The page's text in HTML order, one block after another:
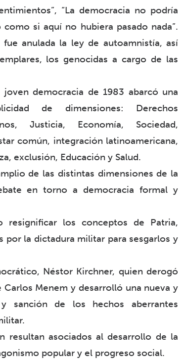
“La democracia no podría
si aquí no hubiera pasado nada”.
anulada la ley de autoamnistía, así
los genocidas a cargo de las
joven democracia de 1983 abarcó una
de dimensiones: Derechos
Justicia, Economía, Sociedad,
común, integración latinoamericana,
exclusión, Educación y Salud.
de las distintas dimensiones de la
en torno a democracia formal y
resignificar los conceptos de Patria,
por la dictadura militar para sesgarlos y
Néstor Kirchner, quien derogó
Menem y desarrolló una nueva y
sanción de los hechos aberrantes
resultan asociados al desarrollo de la
popular y el progreso social.